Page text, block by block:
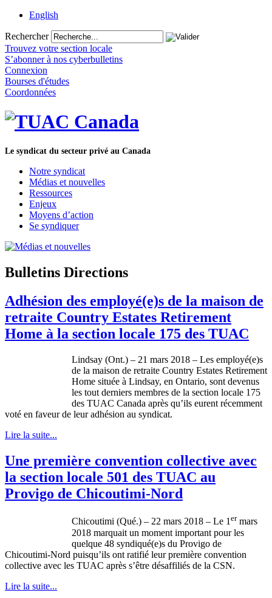
English
Rechercher
Trouvez votre section locale
S’abonner à nos cyberbulletins
Connexion
Bourses d'études
Coordonnées
Le syndicat du secteur privé au Canada
Notre syndicat
Médias et nouvelles
Ressources
Enjeux
Moyens d’action
Se syndiquer
Bulletins Directions
Adhésion des employé(e)s de la maison de
retraite Country Estates Retirement
Home à la section locale 175 des TUAC
Lindsay (Ont.) – 21 mars 2018 – Les employé(e)s
de la maison de retraite Country Estates Retirement
Home située à Lindsay, en Ontario, sont devenus
les tout derniers membres de la section locale 175
des TUAC Canada après qu’ils eurent récemment
voté en faveur de leur adhésion au syndicat.
Lire la suite...
Une première convention collective avec
la section locale 501 des TUAC au
Provigo de Chicoutimi-Nord
Chicoutimi (Qué.) – 22 mars 2018 – Le 1ermars
2018 marquait un moment important pour les
quelque 48 syndiqué(e)s du Provigo de
Chicoutimi-Nord puisqu’ils ont ratifié leur première convention
collective avec les TUAC après s’être désaffiliés de la CSN.
Lire la suite...